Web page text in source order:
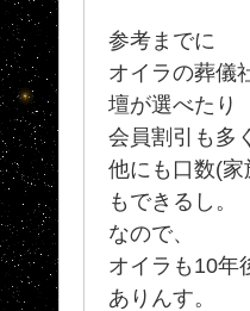
参考までに
オイラの葬儀
壇が選べたり
会員割引も多
他にも口数(
もできるし。
なので、
オイラも10年
ありんす。